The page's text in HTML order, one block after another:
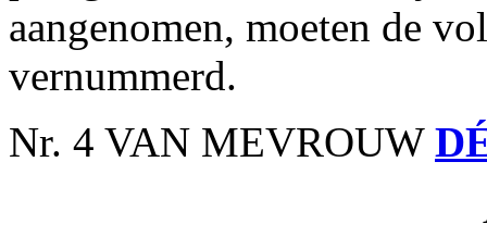
aangenomen, moeten de
vernummerd.
Nr. 4 VAN MEVROUW